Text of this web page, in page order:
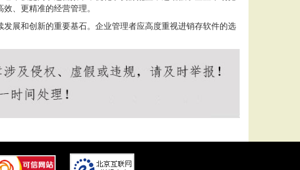
、更精准的经营管理。
展和创新的重要基石。企业管理者应高度重视进销存软件的选